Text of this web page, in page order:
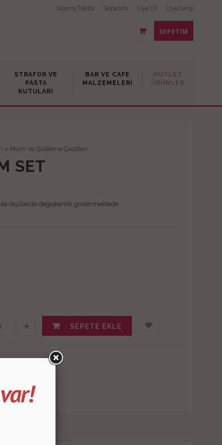
Sipariş Takibi Sepetim Üye Ol Üye Girişi
SEPETIM
STRAFOR VE
PASTA
KUTULARI
BAR VE CAFE
MALZEMELERI
OUTLET
ÜRÜNLER
» Mum Ve Süsleme Çeşitleri
SET
ile ölçülerde değişkenlik göstermektedir.
SEPETE EKLE